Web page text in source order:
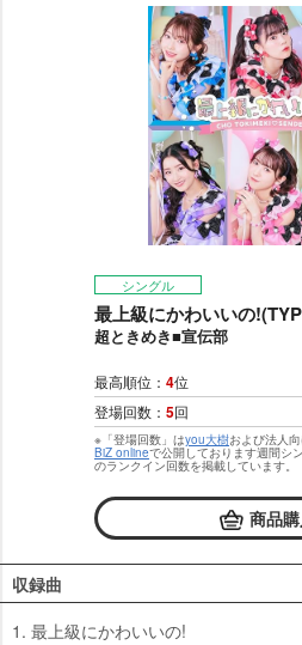
シングル
最上級にかわいいの
超ときめき■宣伝部
最高順位： 4位
登場回数： 5回
※「登場回数」はyou大樹および法人
BiZ onlineで公開しております週間シ
のランクイン回数を掲載しています。
商品
収録曲
1. 最上級にかわいいの!